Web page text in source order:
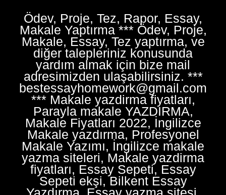
Ödev, Proje, Tez, Rapor, Essay,
Makale Yaptırma *** Ödev, Proje,
Makale, Essay, Tez yaptırma, ve
diğer talepleriniz konusunda
yardım almak için bize mail
adresimizden ulaşabilirsiniz. ***
bestessayhomework@gmail.com
*** Makale yazdirma fiyatları,
Parayla makale YAZDIRMA,
Makale Fiyatları 2022, İngilizce
Makale yazdırma, Profesyonel
Makale Yazımı, İngilizce makale
yazma siteleri, Makale yazdirma
fiyatları, Essay Sepeti, Essay
Sepeti ekşi, Bilkent Essay